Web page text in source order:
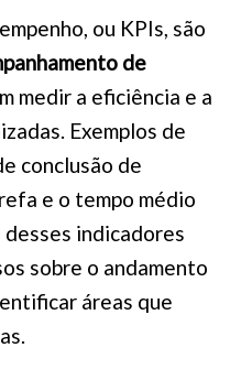
ou KPIs, são
de
medir a eficiência e a
Exemplos de
conclusão de
e o tempo médio
desses indicadores
sobre o andamento
áreas que